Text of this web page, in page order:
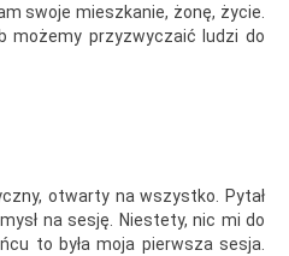
swoje mieszkanie, żonę, życie.
możemy przyzwyczaić ludzi do
otwarty na wszystko. Pytał
na sesję. Niestety, nic mi do
to była moja pierwsza sesja.